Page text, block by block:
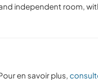
independent room,
en savoir plus,